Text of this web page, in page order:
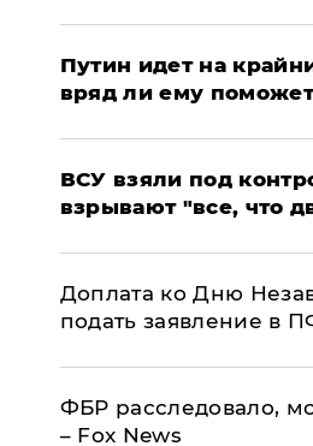
Путин идет на
вряд ли ему поможет
ВСУ взяли под
взрывают "все, что
Доплата ко Дню
подать заявление в
ФБР расследовало,
– Fox News